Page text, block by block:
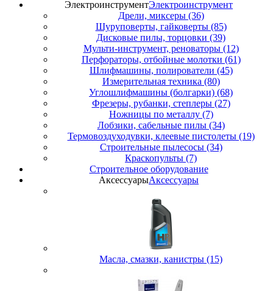
ЭлектроинструментЭлектроинструмент
Дрели, миксеры (36)
Шуруповерты, гайковерты (85)
Дисковые пилы, торцовки (39)
Мульти-инструмент, реноваторы (12)
Перфораторы, отбойные молотки (61)
Шлифмашины, полирователи (45)
Измерительная техника (80)
Углошлифмашины (болгарки) (68)
Фрезеры, рубанки, степлеры (27)
Ножницы по металлу (7)
Лобзики, сабельные пилы (34)
Термовоздуходувки, клеевые пистолеты (19)
Строительные пылесосы (34)
Краскопульты (7)
Строительное оборудование
АксессуарыАксессуары
Масла, смазки, канистры (15)